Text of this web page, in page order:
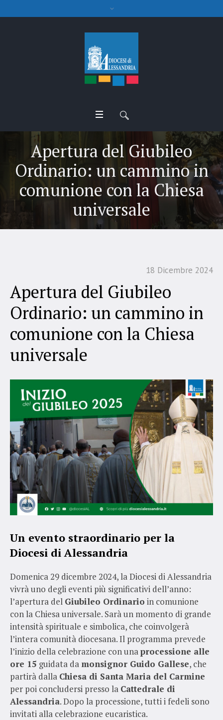
Apertura del Giubileo
Ordinario: un cammino in
comunione con la Chiesa
universale
18 Dicembre 2024
Apertura del Giubileo
Ordinario: un cammino in
comunione con la Chiesa
universale
Un evento straordinario per la
Diocesi di Alessandria
Domenica 29 dicembre 2024, la Diocesi di Alessandria
vivrà uno degli eventi più significativi dell’anno:
l’apertura del Giubileo Ordinario in comunione
con la Chiesa universale. Sarà un momento di grande
intensità spirituale e simbolica, che coinvolgerà
l’intera comunità diocesana. Il programma prevede
l’inizio della celebrazione con unaprocessione alle
ore 15 guidata da monsignor Guido Gallese, che
partirà dalla Chiesa di Santa Maria del Carmine
per poi concludersi presso la Cattedrale di
Alessandria. Dopo la processione, tutti i fedeli sono
invitati alla celebrazione eucaristica.